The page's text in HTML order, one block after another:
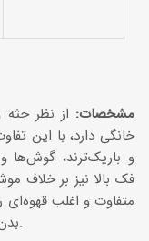
مشخصات: از نظر
خانگی دارد، با این
و باریک‌ترند، گوش‌ها
فک بالا نیز بر خلاف
متفاوت و اغلب
بدن و پاها سفیدند و معمولاً لکه‌های قوه‌ای رنگی بر روی سینه و گاهی زیر شکم مشاهده می‌شود.